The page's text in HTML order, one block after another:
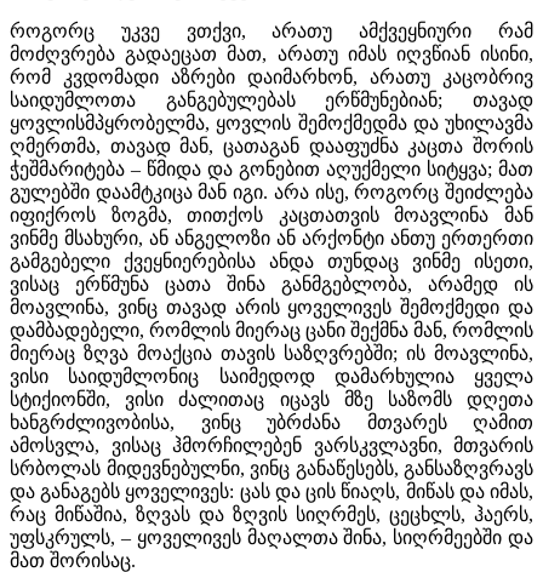
როგორც უკვე ვთქვი, არათუ ამქვეყნიური რამ
მოძღვრება გადაეცათ მათ, არათუ იმას იღვწიან ისინი,
რომ კვდომადი აზრები დაიმარხონ, არათუ კაცობრივ
საიდუმლოთა განგებულებას ერწმუნებიან; თავად
ყოვლისმპყრობელმა, ყოვლის შემოქმედმა და უხილავმა
ღმერთმა, თავად მან, ცათაგან დააფუძნა კაცთა შორის
ჭეშმარიტება – წმიდა და გონებით აღუქმელი სიტყვა; მათ
გულებში დაამტკიცა მან იგი. არა ისე, როგორც შეიძლება
იფიქროს ზოგმა, თითქოს კაცთათვის მოავლინა მან
ვინმე მსახური, ან ანგელოზი ან არქონტი ანთუ ერთერთი
გამგებელი ქვეყნიერებისა ანდა თუნდაც ვინმე ისეთი,
ვისაც ერწმუნა ცათა შინა განმგებლობა, არამედ ის
მოავლინა, ვინც თავად არის ყოველივეს შემოქმედი და
დამბადებელი, რომლის მიერაც ცანი შექმნა მან, რომლის
მიერაც ზღვა მოაქცია თავის საზღვრებში; ის მოავლინა,
ვისი საიდუმლონიც საიმედოდ დამარხულია ყველა
სტიქიონში, ვისი ძალითაც იცავს მზე საზომს დღეთა
ხანგრძლივობისა, ვინც უბრძანა მთვარეს ღამით
ამოსვლა, ვისაც ჰმორჩილებენ ვარსკვლავნი, მთვარის
სრბოლას მიდევნებულნი, ვინც განაწესებს, განსაზღვრავს
და განაგებს ყოველივეს: ცას და ცის წიაღს, მიწას და იმას,
რაც მიწაშია, ზღვას და ზღვის სიღრმეს, ცეცხლს, ჰაერს,
უფსკრულს, – ყოველივეს მაღალთა შინა, სიღრმეებში და
მათ შორისაც.